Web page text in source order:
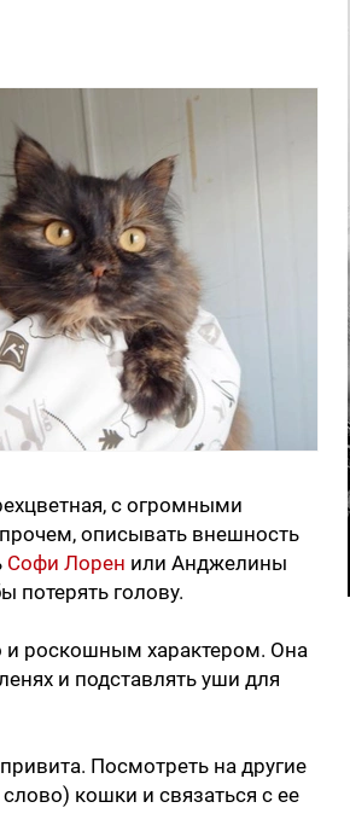
с огромными
описывать внешность
Софи Лорен или Анджелины
потерять голову.
и роскошным характером. Она
и подставлять уши для
Посмотреть на другие
кошки и связаться с ее